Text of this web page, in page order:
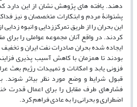
دهند. یافته­ های پژوهش نشان از این دارد
پشتوانۀ مردم و ابتکارات متخصصان و نیز
این بحران را از طریق تمرکززدایی و انبوه
کردند. در واقع آنان مجموعه عواملی را برای
ایجاده شده بحران صادرات نفت ایران و
بودند تا همزمان با کاهش آسیب ­پذیری
فزونی یابد و امکانات و تمهیدات رژیم بعث
قبول شرایط و وضع مورد نظر بی­اثر شوند.
فشارهای طرف مقابل را برای اعمال قدرت
اضطراری و بحرانی را به عادی فراهم کرد.